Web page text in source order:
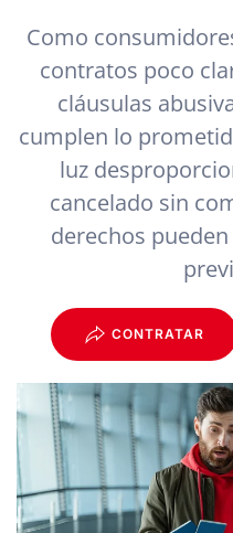
Como
contratos poco
cláusulas
cumplen lo
luz
cancelado sin
derechos
CONTRATAR